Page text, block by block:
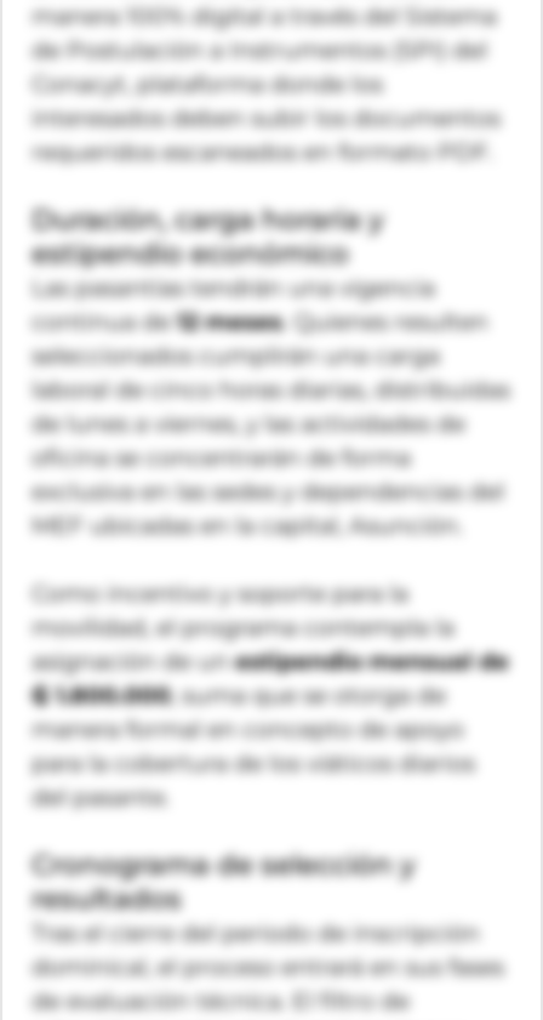
manera 100% digital a través del Sistema
de Postulación a Instrumentos (SPI) del
Conacyt, plataforma donde los
interesados deben subir los documentos
requeridos escaneados en formato PDF.
Duración, carga horaria y
estipendio económico
Las pasantías tendrán una vigencia
continua de12 meses. Quienes resulten
seleccionados cumplirán una carga
laboral de cinco horas diarias, distribuidas
de lunes a viernes, y las actividades de
oficina se concentrarán de forma
exclusiva en las sedes y dependencias del
MEF ubicadas en la capital, Asunción.
Como incentivo y soporte para la
movilidad, el programa contempla la
asignación de unestipendio mensual de
₲ 1.800.000, suma que se otorga de
manera formal en concepto de apoyo
para la cobertura de los viáticos diarios
del pasante.
Cronograma de selección y
resultados
Tras el cierre del periodo de inscripción
dominical, el proceso entrará en sus fases
de evaluación técnica. El filtro de